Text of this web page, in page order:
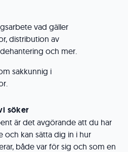
vad gäller
distribution av
och mer.
sakkunnig i
söker
är det avgörande att du har
och kan sätta dig in i hur
både var för sig och som en